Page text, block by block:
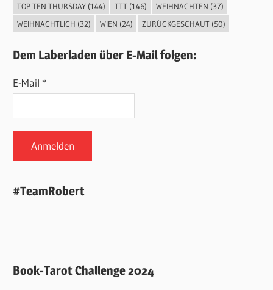
TOP TEN THURSDAY(144) TTT(146) WEIHNACHTEN (37)
WEIHNACHTLICH (32) WIEN (24) ZURÜCKGESCHAUT(50)
Dem Laberladen über E-Mail folgen:
E-Mail *
#TeamRobert
Book-Tarot Challenge 2024